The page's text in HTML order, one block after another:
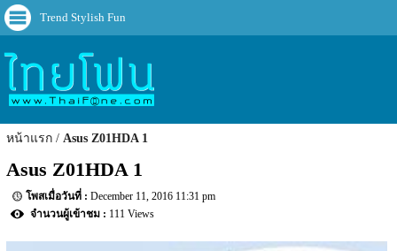
Trend Stylish Fun
หน้าแรก Asus Z01HDA 1
Asus Z01HDA 1
December 11, 2016 11:31 pm
111 Views